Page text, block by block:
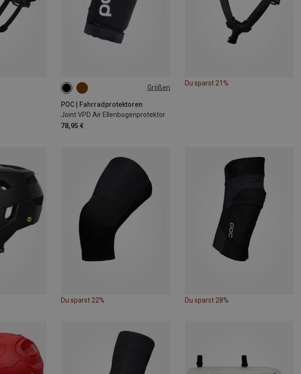
Größen
POC | Fahrradprotektoren
Joint VPD Air Ellenbogenprotektor
78,95 €
XS S
Du sparst 21%
Du sparst 22% Du sparst 28%